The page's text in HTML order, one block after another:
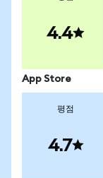
4.4
App Store
평점
4.7